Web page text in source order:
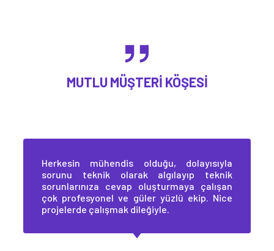
MUTLU MÜŞTERI KÖŞESI
Herkesin mühendis olduğu, dolayısıyla
sorunu teknik olarak algılayıp teknik
sorunlarınıza cevap oluşturmaya çalışan
çok profesyonel ve güler yüzlü ekip. Nice
projelerde çalışmak dileğiyle.